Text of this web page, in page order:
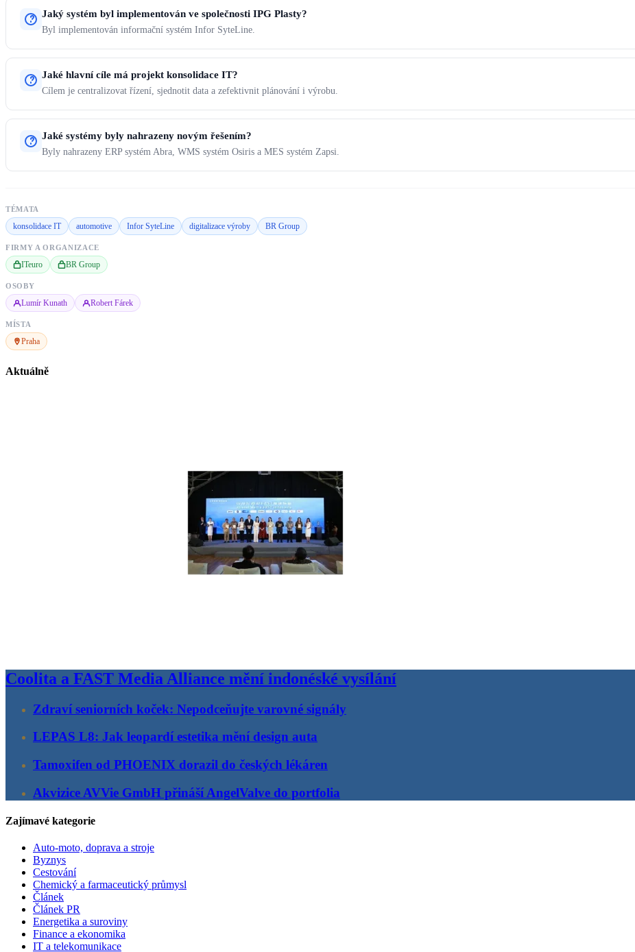
Jaký systém byl implementován ve společnosti IPG Plasty?
Byl implementován informační systém Infor SyteLine.
Jaké hlavní cíle má projekt konsolidace IT?
Cílem je centralizovat řízení, sjednotit data a zefektivnit plánování i výrobu.
Jaké systémy byly nahrazeny novým řešením?
Byly nahrazeny ERP systém Abra, WMS systém Osiris a MES systém Zapsi.
TÉMATA
konsolidace IT automotive Infor SyteLine digitalizace výroby BR Group
FIRMY A ORGANIZACE
ITeuro BR Group
OSOBY
Lumír Kunath Robert Fárek
MÍSTA
Praha
Aktuálně
Coolita a FAST Media Alliance mění indonéské vysílání
Zdraví seniorních koček: Nepodceňujte varovné signály
LEPAS L8: Jak leopardí estetika mění design auta
Tamoxifen od PHOENIX dorazil do českých lékáren
Akvizice AVVie GmbH přináší AngelValve do portfolia
Zajímavé kategorie
Auto-moto, doprava a stroje
Byznys
Cestování
Chemický a farmaceutický průmysl
Článek
Článek PR
Energetika a suroviny
Finance a ekonomika
IT a telekomunikace